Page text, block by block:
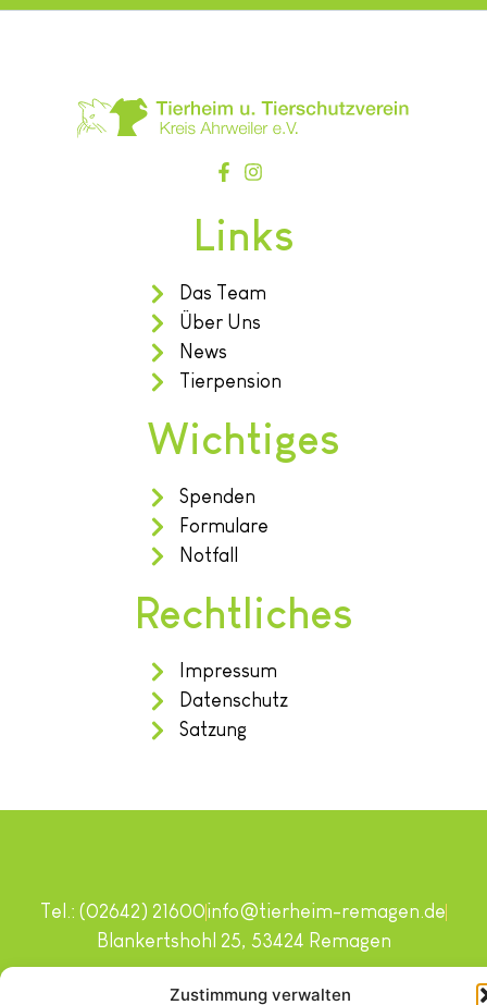
Zustimmung verwalten
Links
Das Team
Über Uns
News
Tierpension
Wichtiges
Spenden
Formulare
Notfall
Rechtliches
Impressum
Datenschutz
Satzung
Copyright © 2024. Alle Rechte vorbehalten.
Tel.: (02642) 21600info@tierheim-remagen.de
Blankertshohl 25, 53424 Remagen